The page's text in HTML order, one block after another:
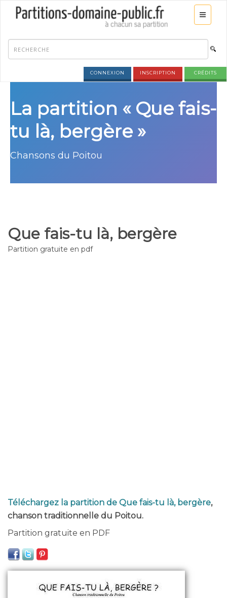
CONNEXION INSCRIPTION CRÉDITS
La partition « Que fais-
tu là, bergère »
Chansons du Poitou
Que fais-tu là, bergère
Partition gratuite en pdf
Téléchargez la partition de Que fais-tu là, bergère,
chanson traditionnelle du Poitou.
Partition gratuite en PDF